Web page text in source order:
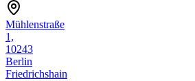
Mühlenstraße
1,
10243
Berlin
Friedrichshain